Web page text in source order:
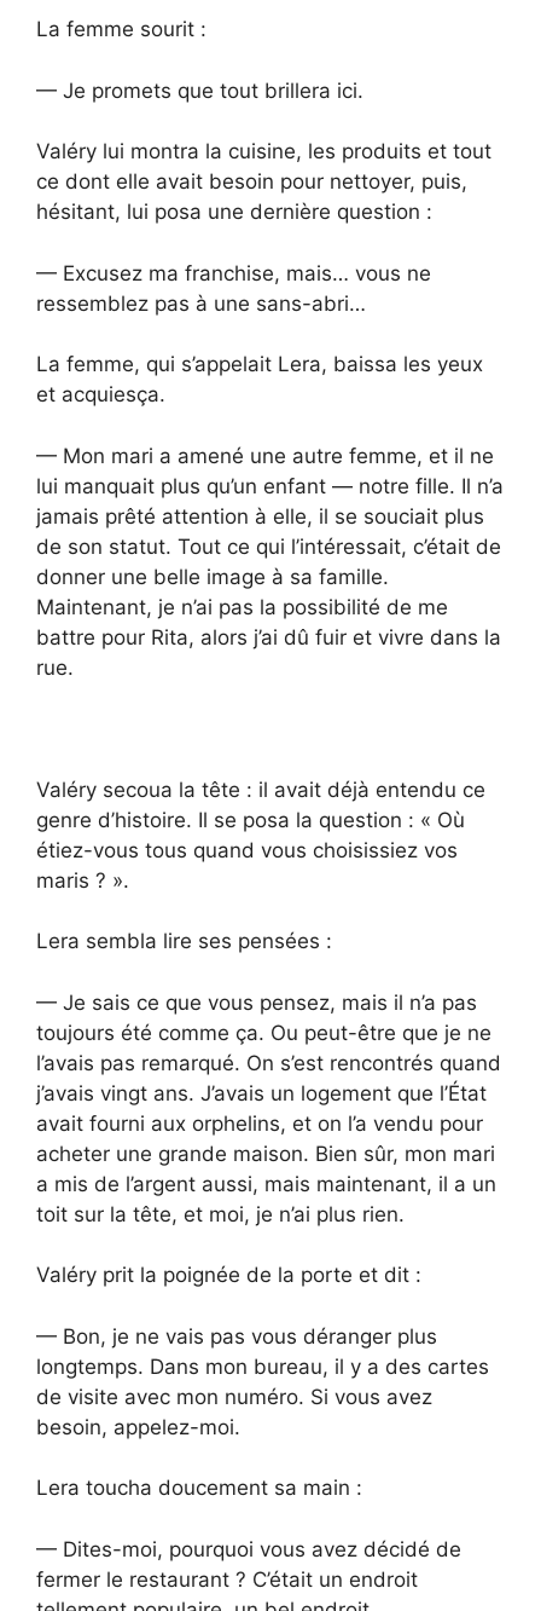
La femme sourit :
— Je promets que tout brillera ici.
Valéry lui montra la cuisine, les produits et tout
ce dont elle avait besoin pour nettoyer, puis,
hésitant, lui posa une dernière question :
— Excusez ma franchise, mais… vous ne
ressemblez pas à une sans-abri…
La femme, qui s’appelait Lera, baissa les yeux
et acquiesça.
— Mon mari a amené une autre femme, et il ne
lui manquait plus qu’un enfant — notre fille. Il n’a
jamais prêté attention à elle, il se souciait plus
de son statut. Tout ce qui l’intéressait, c’était de
donner une belle image à sa famille.
Maintenant, je n’ai pas la possibilité de me
battre pour Rita, alors j’ai dû fuir et vivre dans la
rue.
Valéry secoua la tête : il avait déjà entendu ce
genre d’histoire. Il se posa la question : « Où
étiez-vous tous quand vous choisissiez vos
maris ? ».
Lera sembla lire ses pensées :
— Je sais ce que vous pensez, mais il n’a pas
toujours été comme ça. Ou peut-être que je ne
l’avais pas remarqué. On s’est rencontrés quand
j’avais vingt ans. J’avais un logement que l’État
avait fourni aux orphelins, et on l’a vendu pour
acheter une grande maison. Bien sûr, mon mari
a mis de l’argent aussi, mais maintenant, il a un
toit sur la tête, et moi, je n’ai plus rien.
Valéry prit la poignée de la porte et dit :
— Bon, je ne vais pas vous déranger plus
longtemps. Dans mon bureau, il y a des cartes
de visite avec mon numéro. Si vous avez
besoin, appelez-moi.
Lera toucha doucement sa main :
— Dites-moi, pourquoi vous avez décidé de
fermer le restaurant ? C’était un endroit